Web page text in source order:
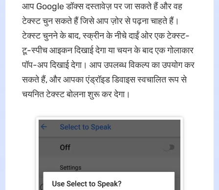
आप Google डॉक्स दस्तावेज़ पर जा सकते हैं और वह
टेक्स्ट चुन सकते हैं जिसे आप ज़ोर से पढ़ना चाहते हैं।
टेक्स्ट चुनने के बाद, स्क्रीन के नीचे दाईं ओर एक टेक्स्ट-
टू-स्पीच आइकन दिखाई देगा या चयन के बाद एक गोलाकार
पॉप-अप दिखाई देगा। आप उपलब्ध विकल्प का उपयोग कर
सकते हैं, और आपका एंड्रॉइड डिवाइस स्वचालित रूप से
चयनित टेक्स्ट बोलना शुरू कर देगा।